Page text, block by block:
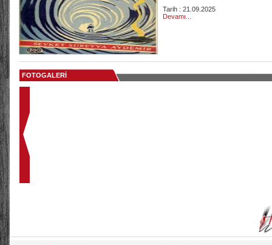
Tarih : 21.09.2025
Devamı...
FOTOGALERİ